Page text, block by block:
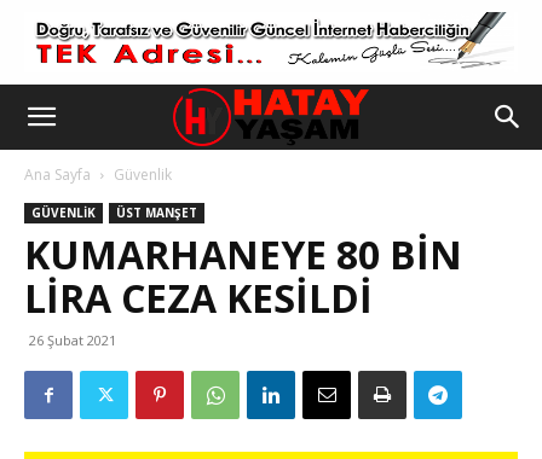
Ana Sayfa Güvenlik
GÜVENLIK ÜST MANŞET
KUMARHANEYE 80 BIN
LIRA CEZA KESILDI
26 Şubat 2021